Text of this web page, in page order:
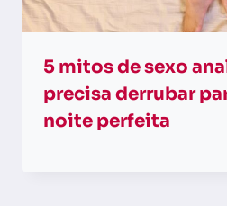
5 mitos de sexo
precisa derrubar
noite perfeita